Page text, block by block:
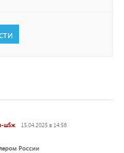
ш5ж 15.04.2025 в 14:56
России